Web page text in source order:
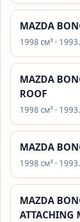
MAZDA
1998 см³ ·
MAZDA
ROOF
1998 см³ ·
MAZDA
1998 см³ ·
MAZDA
ATTACHING